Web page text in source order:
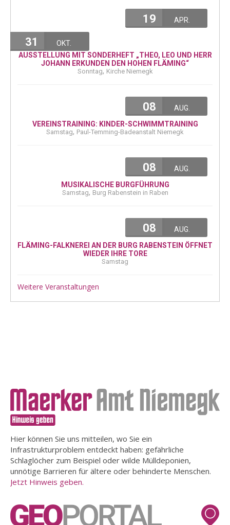
19 APR.
31
OKT.
AUSSTELLUNG MIT SONDERHEFT „THEO, LEO UND HERR
JOHANN ERKUNDEN DEN HOHEN FLÄMING“
Sonntag, Kirche Niemegk
08
AUG.
VEREINSTRAINING: KINDER-SCHWIMMTRAINING
Samstag, Paul-Temming-Badeanstalt Niemegk
08
AUG.
MUSIKALISCHE BURGFÜHRUNG
Samstag, Burg Rabenstein in Raben
08
AUG.
FLÄMING-FALKNEREI AN DER BURG RABENSTEIN ÖFFNET
WIEDER IHRE TORE
Samstag
Weitere Veranstaltungen
Hier können Sie uns mitteilen, wo Sie ein
Infrastrukturproblem entdeckt haben: gefährliche
Schlaglöcher zum Beispiel oder wilde Mülldeponien,
unnötige Barrieren für ältere oder behinderte Menschen.
Jetzt Hinweis geben.